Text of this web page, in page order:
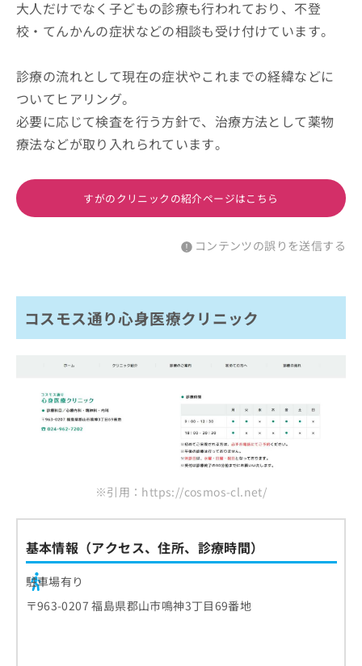
大人だけでなく子どもの診療も行われており、不登
校・てんかんの症状などの相談も受け付けています。
診療の流れとして現在の症状やこれまでの経緯などに
ついてヒアリング。
必要に応じて検査を行う方針で、治療方法として薬物
療法などが取り入れられています。
すがのクリニックの紹介ページはこちら
コンテンツの誤りを送信する
コスモス通り心身医療クリニック
※引用：https://cosmos-cl.net/
基本情報（アクセス、住所、診療時間）
駐車場有り
〒963-0207 福島県郡山市鳴神3丁目69番地